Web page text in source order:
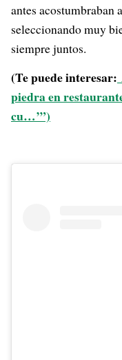
antes acostumbraban
seleccionando muy
siempre juntos.
(Te puede interesar:
piedra en
cu…’”)